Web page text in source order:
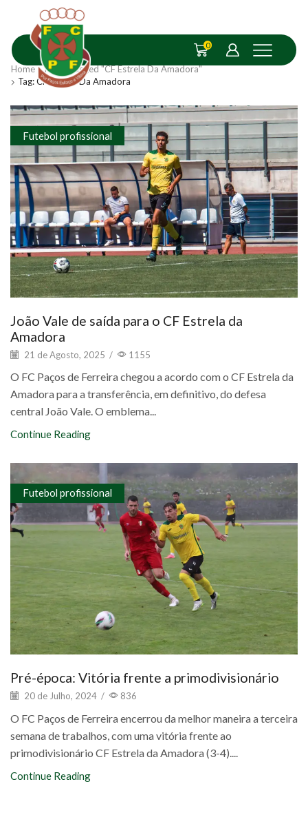
0
Home
Posts Tagged "CF Estrela Da Amadora"
Tag: CF Estrela Da Amadora
Futebol profissional
João Vale de saída para o CF Estrela da
Amadora
21 de Agosto, 2025 / 1155
O FC Paços de Ferreira chegou a acordo com o CF Estrela da
Amadora para a transferência, em definitivo, do defesa
central João Vale. O emblema...
Continue Reading
Futebol profissional
Pré-época: Vitória frente a primodivisionário
20 de Julho, 2024 / 836
O FC Paços de Ferreira encerrou da melhor maneira a terceira
semana de trabalhos, com uma vitória frente ao
primodivisionário CF Estrela da Amadora (3-4)....
Continue Reading